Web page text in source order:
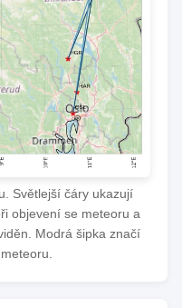
Světlejší čáry ukazují
objevení se meteoru a
Modrá šipka značí